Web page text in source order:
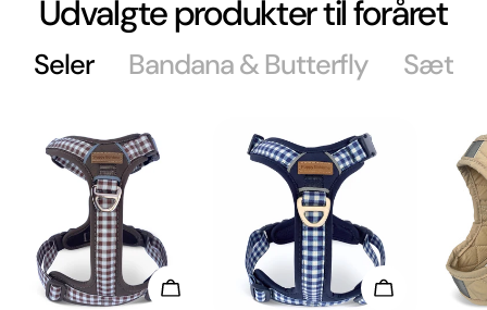
Udvalgte produkter til foråret
Seler Bandana & Butterfly Sæt
Vælg Muligheder Vælg